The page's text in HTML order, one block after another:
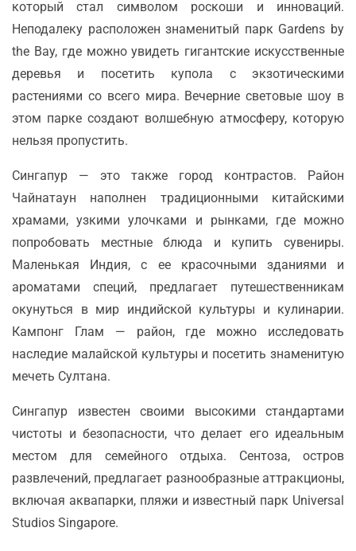
который стал символом роскоши и инноваций.
Неподалеку расположен знаменитый парк Gardens by
the Bay, где можно увидеть гигантские искусственные
деревья и посетить купола с экзотическими
растениями со всего мира. Вечерние световые шоу в
этом парке создают волшебную атмосферу, которую
нельзя пропустить.
Сингапур — это также город контрастов. Район
Чайнатаун наполнен традиционными китайскими
храмами, узкими улочками и рынками, где можно
попробовать местные блюда и купить сувениры.
Маленькая Индия, с ее красочными зданиями и
ароматами специй, предлагает путешественникам
окунуться в мир индийской культуры и кулинарии.
Кампонг Глам — район, где можно исследовать
наследие малайской культуры и посетить знаменитую
мечеть Султана.
Сингапур известен своими высокими стандартами
чистоты и безопасности, что делает его идеальным
местом для семейного отдыха. Сентоза, остров
развлечений, предлагает разнообразные аттракционы,
включая аквапарки, пляжи и известный парк Universal
Studios Singapore.